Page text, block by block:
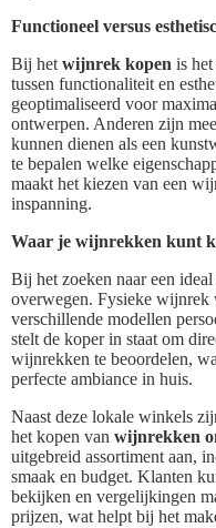
Functioneel versus
Bij het wijnrek kopen is
tussen functionaliteit en
geoptimaliseerd voor
ontwerpen. Anderen zijn
kunnen dienen als een
te bepalen welke
maakt het kiezen van een
inspanning.
Waar je wijnrekken kunt
Bij het zoeken naar een
overwegen. Fysieke wijnrek
verschillende modellen
stelt de koper in staat om
wijnrekken te beoordelen,
perfecte ambiance in huis.
Naast deze lokale winkels
het kopen van wijnrekken
uitgebreid assortiment aan,
smaak en budget. Klanten
bekijken en vergelijkingen
prijzen, wat helpt bij het